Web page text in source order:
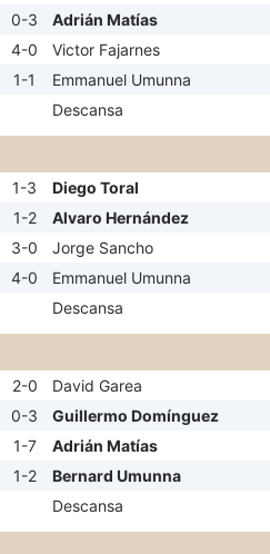
0-3
Adrián Matías
4-0
Victor Fajarnes
1-1
Emmanuel Umunna
Descansa
1-3
Diego Toral
1-2
Alvaro Hernández
3-0
Jorge Sancho
4-0
Emmanuel Umunna
Descansa
2-0
David Garea
0-3
Guillermo Domínguez
1-7
Adrián Matías
1-2
Bernard Umunna
Descansa